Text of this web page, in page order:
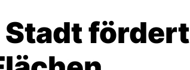
Stadt fördert